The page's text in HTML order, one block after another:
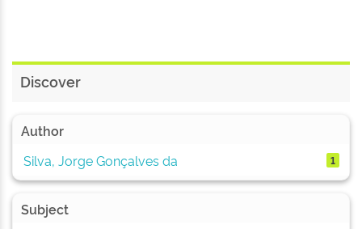
Discover
Author
Silva, Jorge Gonçalves da
1
Subject